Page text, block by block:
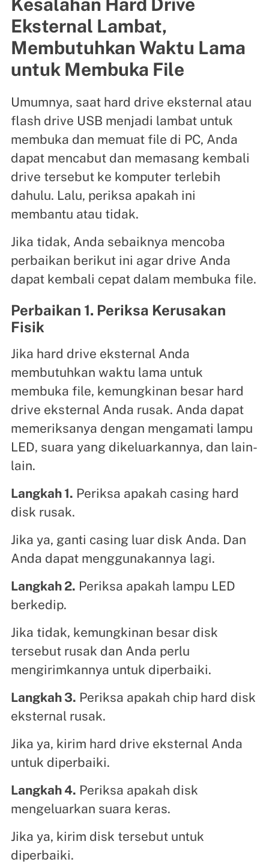
Eksternal Lambat,
Membutuhkan Waktu Lama
untuk Membuka File
Umumnya, saat hard drive eksternal atau
flash drive USB menjadi lambat untuk
membuka dan memuat file di PC, Anda
dapat mencabut dan memasang kembali
drive tersebut ke komputer terlebih
dahulu. Lalu, periksa apakah ini
membantu atau tidak.
Jika tidak, Anda sebaiknya mencoba
perbaikan berikut ini agar drive Anda
dapat kembali cepat dalam membuka file.
Perbaikan 1. Periksa Kerusakan
Fisik
Jika hard drive eksternal Anda
membutuhkan waktu lama untuk
membuka file, kemungkinan besar hard
drive eksternal Anda rusak. Anda dapat
memeriksanya dengan mengamati lampu
LED, suara yang dikeluarkannya, dan lain-
lain.
Langkah 1. Periksa apakah casing hard
disk rusak.
Jika ya, ganti casing luar disk Anda. Dan
Anda dapat menggunakannya lagi.
Langkah 2. Periksa apakah lampu LED
berkedip.
Jika tidak, kemungkinan besar disk
tersebut rusak dan Anda perlu
mengirimkannya untuk diperbaiki.
Langkah 3. Periksa apakah chip hard disk
eksternal rusak.
Jika ya, kirim hard drive eksternal Anda
untuk diperbaiki.
Langkah 4. Periksa apakah disk
mengeluarkan suara keras.
Jika ya, kirim disk tersebut untuk
diperbaiki.